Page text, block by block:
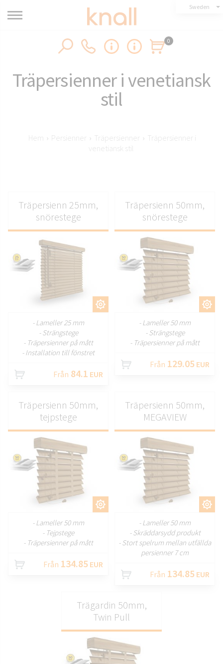
Sweden
0
Träpersienner i venetiansk
stil
Hem › Persienner › Träpersienner › Träpersienner i
venetiansk stil
Träpersienn 25mm,
snörestege
- Lameller 25 mm
- Strängstege
- Träpersienner på mått
- Installation till fönstret
Från 84.1 EUR
ANPASSA
Träpersienn 50mm,
snörestege
- Lameller 50 mm
- Strängstege
- Träpersienner på mått
Från 129.05 EUR
ANPASSA
Träpersienn 50mm,
tejpstege
- Lameller 50 mm
- Tejpstege
- Träpersienner på mått
Från 134.85 EUR
ANPASSA
Träpersienn 50mm,
MEGAVIEW
- Lameller 50 mm
- Skräddarsydd produkt
- Stort spelrum mellan utfällda
persienner 7 cm
Från 134.85 EUR
Trägardin 50mm,
Twin Pull